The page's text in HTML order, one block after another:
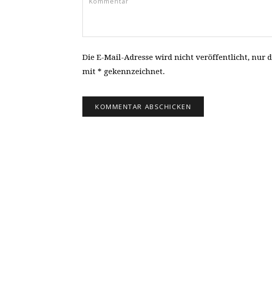
Die E-Mail-Adresse wird nicht veröffentlicht, nur
mit * gekennzeichnet.